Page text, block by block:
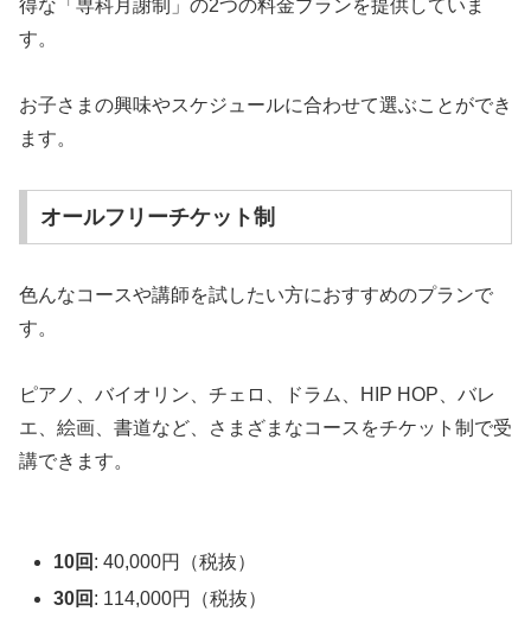
得な「専科月謝制」の2つの料金プランを提供していま
す。
お子さまの興味やスケジュールに合わせて選ぶことができ
ます。
オールフリーチケット制
色んなコースや講師を試したい方におすすめのプランで
す。
ピアノ、バイオリン、チェロ、ドラム、HIP HOP、バレ
エ、絵画、書道など、さまざまなコースをチケット制で受
講できます。
10回 : 40,000円（税抜）
30回 : 114,000円（税抜）